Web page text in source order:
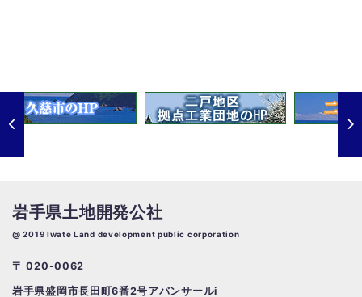
岩手県土地開発公社
@ 2019 Iwate Land development public corporation
〒 020-0062
岩手県盛岡市長田町6番2号アバンサールi